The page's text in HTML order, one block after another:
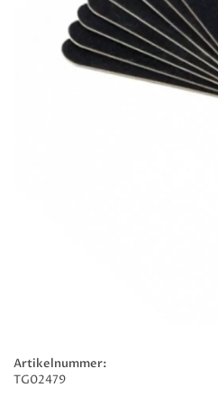
Artikelnummer:
TG02479